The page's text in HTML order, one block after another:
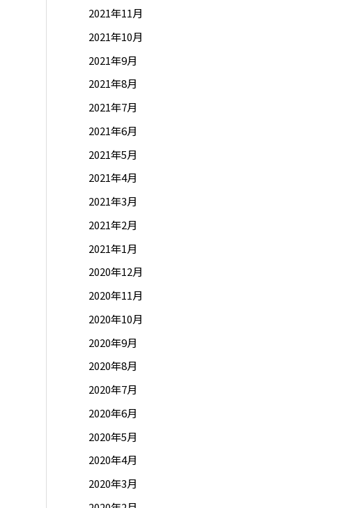
2021年11月
2021年10月
2021年9月
2021年8月
2021年7月
2021年6月
2021年5月
2021年4月
2021年3月
2021年2月
2021年1月
2020年12月
2020年11月
2020年10月
2020年9月
2020年8月
2020年7月
2020年6月
2020年5月
2020年4月
2020年3月